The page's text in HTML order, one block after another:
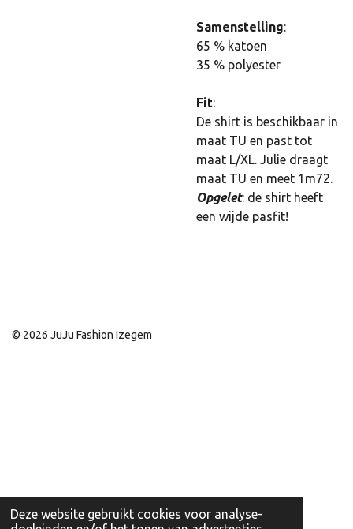
Deze website gebruikt cookies voor analyse-
Samenstelling:
65 % katoen
35 % polyester
Fit:
De shirt is beschikbaar in
maat TU en past tot
maat L/XL. Julie draagt
maat TU en meet 1m72.
Opgelet: de shirt heeft
een wijde pasfit!
© 2026 JuJu Fashion Izegem